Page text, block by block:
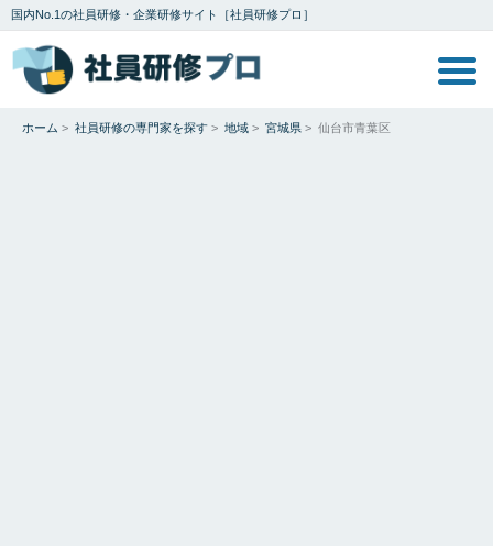
国内No.1の社員研修・企業研修サイト［社員研修プロ］
ホーム > 社員研修の専門家を探す > 地域 > 宮城県 > 仙台市青葉区